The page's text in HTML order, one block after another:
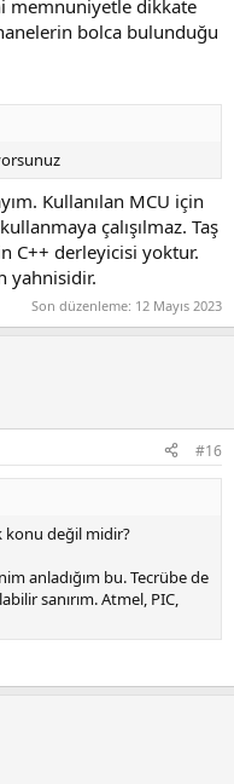
memnuniyetle dikkate
bolca bulunduğu
Kullanılan MCU için
çalışılmaz. Taş
C++ derleyicisi yoktur.
yahnisidir.
Son düzenleme: 12 Mayıs 2023
#16
konu değil midir?
anladığım bu. Tecrübe de
sanırım. Atmel, PIC,